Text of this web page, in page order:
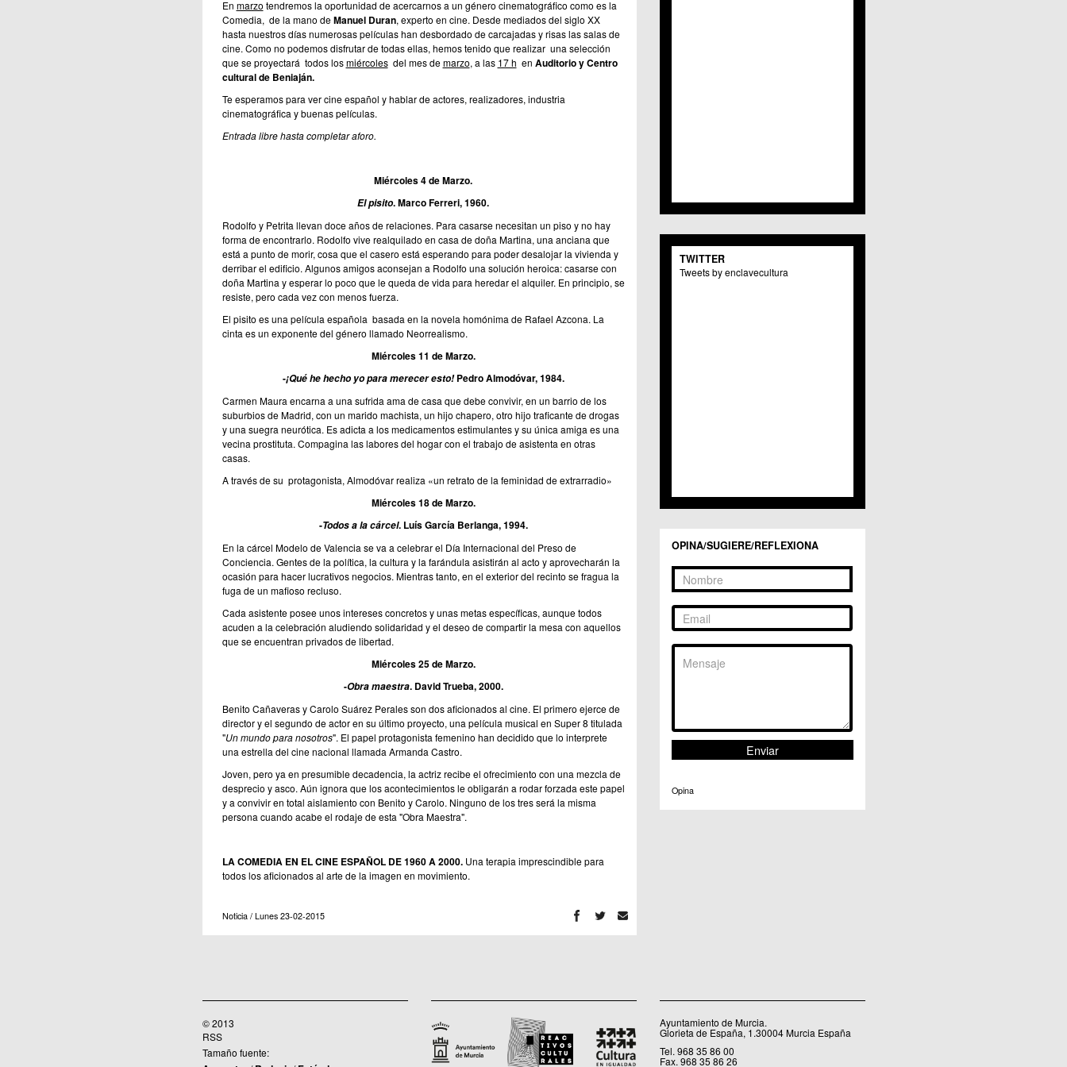
En marzo tendremos la oportunidad de acercarnos a un género cinematográfico como es la
Comedia, de la mano deManuel Duran, experto en cine. Desde mediados del siglo XX
hasta nuestros días numerosas películas han desbordado de carcajadas y risas las salas de
cine. Como no podemos disfrutar de todas ellas, hemos tenido que realizar una selección
que se proyectará todos losmiércolesdel mes demarzo, a las 17 h en Auditorio y Centro
cultural de Beniaján.
Te esperamos para ver cine español y hablar de actores, realizadores, industria
cinematográfica y buenas películas.
Entrada libre hasta completar aforo.
Miércoles 4 de Marzo.
El pisito. Marco Ferreri, 1960.
Rodolfo y Petrita llevan doce años de relaciones. Para casarse necesitan un piso y no hay
forma de encontrarlo. Rodolfo vive realquilado en casa de doña Martina, una anciana que
está a punto de morir, cosa que el casero está esperando para poder desalojar la vivienda y
derribar el edificio. Algunos amigos aconsejan a Rodolfo una solución heroica: casarse con
doña Martina y esperar lo poco que le queda de vida para heredar el alquiler. En principio, se
resiste, pero cada vez con menos fuerza.
El pisito es una película española basada en la novela homónima de Rafael Azcona. La
cinta es un exponente del género llamado Neorrealismo.
Miércoles 11 de Marzo.
-¡Qué he hecho yo para merecer esto!PedroAlmodóvar, 1984.
Carmen Maura encarna a una sufrida ama de casa que debe convivir, en un barrio de los
suburbios de Madrid, con un marido machista, un hijo chapero, otro hijo traficante de drogas
y una suegra neurótica. Es adicta a los medicamentos estimulantes y su única amiga es una
vecina prostituta. Compagina las labores del hogar con el trabajo de asistenta en otras
casas.
A través de su protagonista, Almodóvar realiza «un retrato de la feminidad de extrarradio»
Miércoles 18 de Marzo.
-Todos ala cárcel. Luís GarcíaBerlanga, 1994.
En la cárcel Modelo de Valencia se va a celebrar el Día Internacional del Preso de
Conciencia. Gentes de la política, la cultura y la farándula asistirán al acto y aprovecharán la
ocasión para hacer lucrativos negocios. Mientras tanto, en el exterior del recinto se fragua la
fuga de un mafioso recluso.
Cada asistente posee unos intereses concretos y unas metas específicas, aunque todos
acuden a la celebración aludiendo solidaridad y el deseo de compartir la mesa con aquellos
que se encuentran privados de libertad.
Miércoles 25 de Marzo.
-Obra maestra. David Trueba, 2000.
Benito Cañaveras y Carolo Suárez Perales son dos aficionados al cine. El primero ejerce de
director y el segundo de actor en su último proyecto, una película musical en Super 8 titulada
"Un mundo para nosotros". El papel protagonista femenino han decidido que lo interprete
una estrella del cine nacional llamada Armanda Castro.
Joven, pero ya en presumible decadencia, la actriz recibe el ofrecimiento con una mezcla de
desprecio y asco. Aún ignora que los acontecimientos le obligarán a rodar forzada este papel
y a convivir en total aislamiento con Benito y Carolo. Ninguno de los tres será la misma
persona cuando acabe el rodaje de esta "Obra Maestra".
LA COMEDIA EN ELCINE ESPAÑOL DE1960 A2000. Una terapia imprescindible para
todos los aficionados al arte de la imagen en movimiento.
Noticia / Lunes 23-02-2015
C.C.S. La Paz
C.M. El Carmen
Centros Culturales
C.C. Puertas de Castilla
C.C. Zarandona
TWITTER
Tweets by enclavecultura
OPINA/SUGIERE/REFLEXIONA
Opina
© 2013
RSS
Tamaño fuente:
Ayuntamiento de Murcia.
Glorieta de España, 1.30004 Murcia España
Tel. 968 35 86 00
Fax. 968 35 86 26